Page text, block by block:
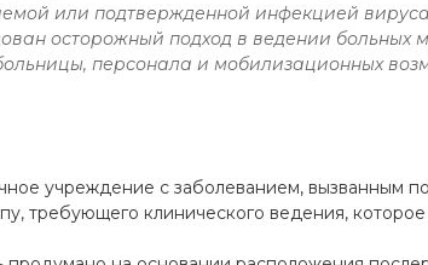
или подтвержденной инфекцией
осторожный подход в ведении
персонала и мобилизационных
учреждение с заболеванием, вызванным
требующего клинического ведения,